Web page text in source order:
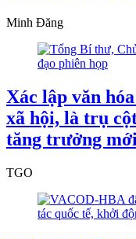
Minh Đăng
Xác lập văn
xã hội, là trụ
tăng trưởng mới
TGO